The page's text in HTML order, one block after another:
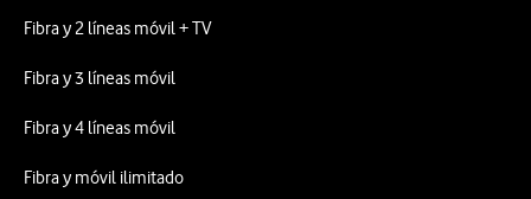
Fibra y 2 líneas móvil + TV
Fibra y 3 líneas móvil
Fibra y 4 líneas móvil
Fibra y móvil ilimitado